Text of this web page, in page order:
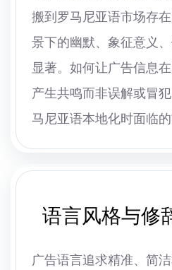
搬到罗马尼亚语市场存
景下的幽默、象征意义
显著。如何让广告信息
产生共鸣而非误解或冒
马尼亚语本地化时面临的
语言风格与修
广告语言追求精准、简